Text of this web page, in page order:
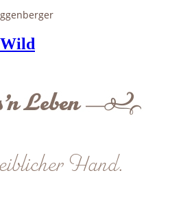
Hand.